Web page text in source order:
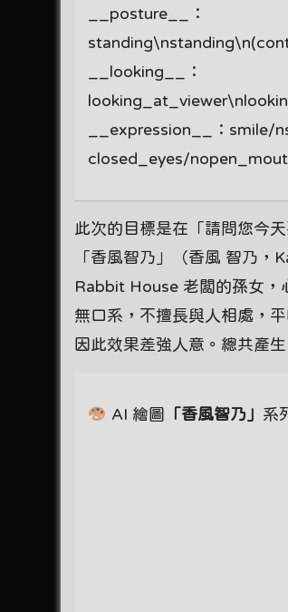
__posture__：
__looking__：
__expression__：smile/
closed_eyes/
此次的目標是在「請問您今
「香風智乃」（香風 智乃
Rabbit House 老闆的孫女，
無口系，不擅長與人相處，
因此效果差強人意。總共產
AI 繪圖 「香風智乃」 系